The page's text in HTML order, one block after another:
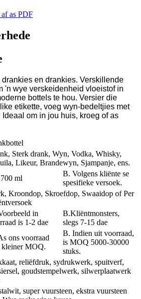
as PDF
en drankies. Verskillende
'n wye verskeidenheid vloeistof in
bottels te hou. Versier die
etikette, voeg wyn-bedeltjies met
om in jou huis, kroeg of as
Sterk drank, Wyn, Vodka, Whisky,
Likeur, Brandewyn, Sjampanje, ens.
ml
B. Volgens kliënte se
spesifieke versoek.
Kroondop, Skroefdop, Swaaidop of Per
in
is 1-2 dae
B.Kliëntmonsters,
slegs 7-15 dae
ons voorraad
kleiner MOQ.
B. Indien uit voorraad,
is MOQ 5000-30000
stuks.
reliëfdruk, sydrukwerk, spuitverf,
goudstempelwerk, silwerplaatwerk
super vuursteen, ekstra vuursteen